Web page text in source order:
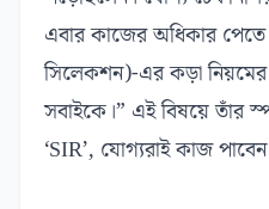
এবার কাজের অধিকার পেতে
সিলেকশন)-এর কড়া
সবাইকে।” এই বিষয়ে তাঁর
‘SIR’, যোগ্যরাই কাজ